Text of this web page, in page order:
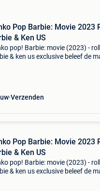
Pop Barbie: Movie 2023 Rollerskating
& Ken US
pop! Barbie: movie (2023) -
& ken us exclusive beleef de
Verzenden
Pop Barbie: Movie 2023 Rollerskating
& Ken US
pop! Barbie: movie (2023) -
& ken us exclusive beleef de